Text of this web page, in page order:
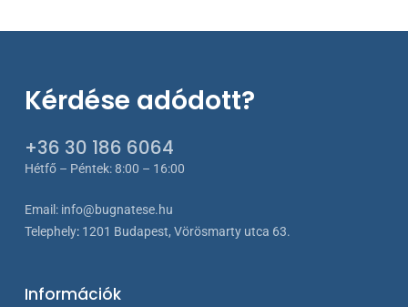
Kérdése adódott?
+36 30 186 6064
Hétfő – Péntek: 8:00 – 16:00
Email: info@bugnatese.hu
Telephely: 1201 Budapest, Vörösmarty utca 63.
Információk